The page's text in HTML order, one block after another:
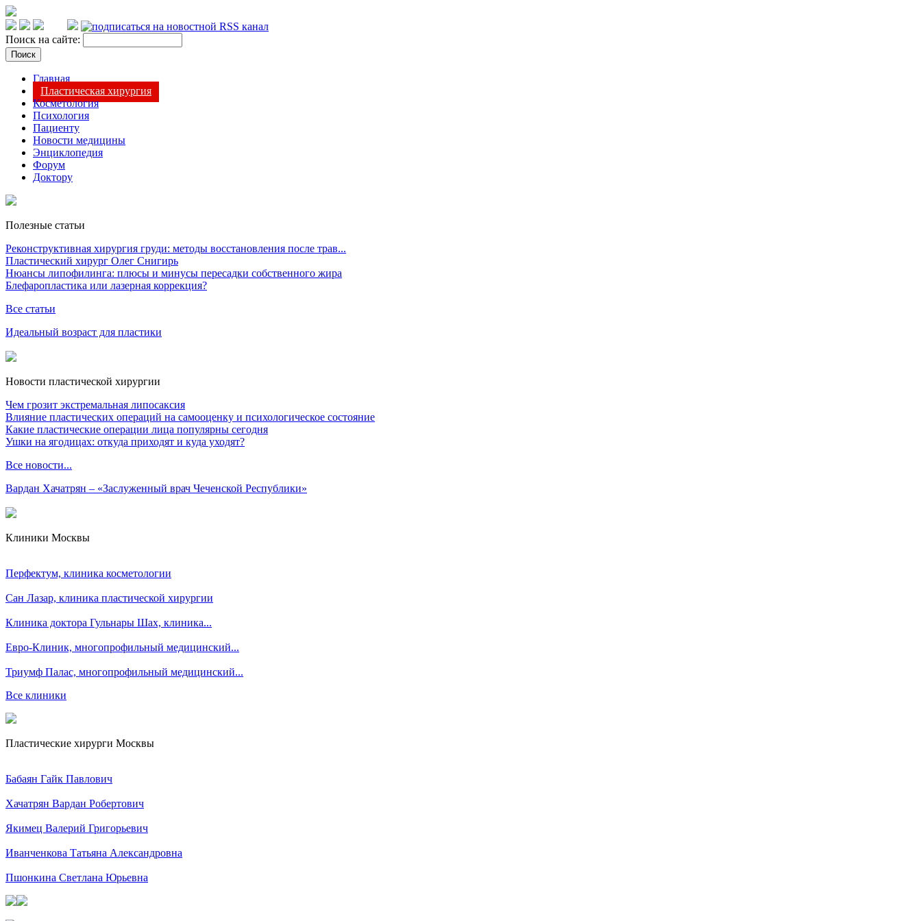
Поиск на сайте:
Главная
Пластическая хирургия
Косметология
Психология
Пациенту
Новости медицины
Энциклопедия
Форум
Доктору
Полезные статьи
Реконструктивная хирургия груди: методы восстановления после трав...
Пластический хирург Олег Снигирь
Нюансы липофилинга: плюсы и минусы пересадки собственного жира
Блефаропластика или лазерная коррекция?
Все статьи
Идеальный возраст для пластики
Новости пластической хирургии
Чем грозит экстремальная липосаксия
Влияние пластических операций на самооценку и психологическое состояние
Какие пластические операции лица популярны сегодня
Ушки на ягодицах: откуда приходят и куда уходят?
Все новости...
Вардан Хачатрян – «Заслуженный врач Чеченской Республики»
Клиники Москвы
Перфектум, клиника косметологии
Сан Лазар, клиника пластической хирургии
Клиника доктора Гульнары Шах, клиника...
Евро-Клиник, многопрофильный медицинский...
Триумф Палас, многопрофильный медицинский...
Все клиники
Пластические хирурги Москвы
Бабаян Гайк Павлович
Хачатрян Вардан Робертович
Якимец Валерий Григорьевич
Иванченкова Татьяна Александровна
Пшонкина Светлана Юрьевна